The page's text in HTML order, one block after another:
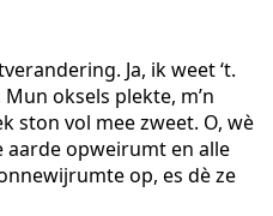
Ja, ik weet ‘t.
oksels plekte, m’n
ston vol mee zweet. O, wè
aarde opweirumt en alle
op, es dè ze